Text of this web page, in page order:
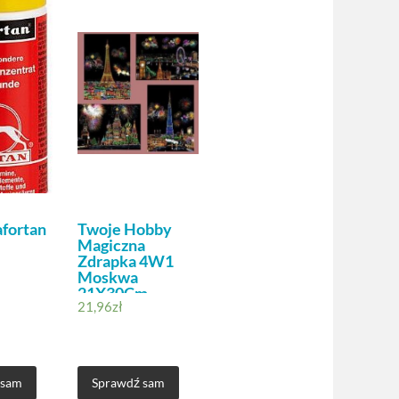
Twoje Hobby
Magiczna
Zdrapka 4W1
Moskwa
21X30Cm
21,96zł
Sprawdź sam